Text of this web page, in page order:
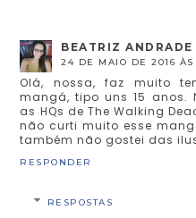
BEATRIZ ANDRADE
24 DE MAIO DE 2016 ÀS
Olá, nossa, faz muito
mangá, tipo uns 15 anos.
as HQs de The Walking
não curti muito esse
também não gostei das
RESPONDER
RESPOSTAS